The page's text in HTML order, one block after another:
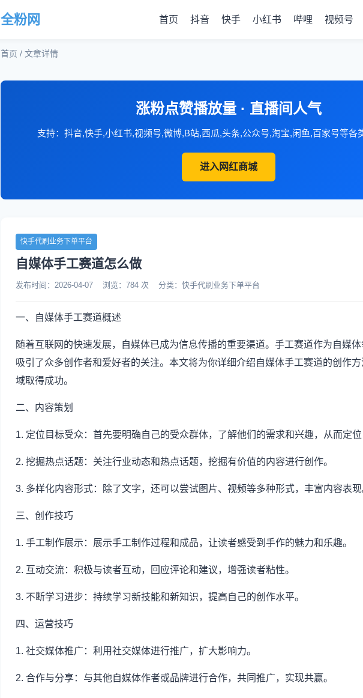
全粉网 首页 抖音 快手 小红书 哔哩 视频号
首页 / 文章详情
涨粉点赞播放量 · 直播间人气
支持：抖音,快手,小红书,视频号,微博,B站,西瓜,头条,公众号,淘宝,闲鱼,百家号等各
进入网红商城
快手代刷业务下单平台
自媒体手工赛道怎么做
发布时间：2026-04-07 浏览：784 次 分类：快手代刷业务下单平台
一、自媒体手工赛道概述
随着互联网的快速发展，自媒体已成为信息传播的重要渠道。手工赛道作为自媒
吸引了众多创作者和爱好者的关注。本文将为你详细介绍自媒体手工赛道的创作
域取得成功。
二、内容策划
1. 定位目标受众：首先要明确自己的受众群体，了解他们的需求和兴趣，从而定
2. 挖掘热点话题：关注行业动态和热点话题，挖掘有价值的内容进行创作。
3. 多样化内容形式：除了文字，还可以尝试图片、视频等多种形式，丰富内容表
三、创作技巧
1. 手工制作展示：展示手工制作过程和成品，让读者感受到手作的魅力和乐趣。
2. 互动交流：积极与读者互动，回应评论和建议，增强读者粘性。
3. 不断学习进步：持续学习新技能和新知识，提高自己的创作水平。
四、运营技巧
1. 社交媒体推广：利用社交媒体进行推广，扩大影响力。
2. 合作与分享：与其他自媒体作者或品牌进行合作，共同推广，实现共赢。